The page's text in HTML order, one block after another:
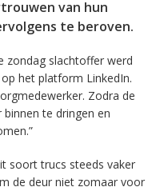
van hun
te beroven.
zondag slachtoffer werd
het platform LinkedIn.
Zodra de
te dringen en
soort trucs steeds vaker
de deur niet zomaar voor